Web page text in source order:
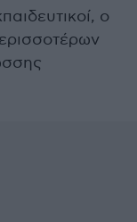
ο